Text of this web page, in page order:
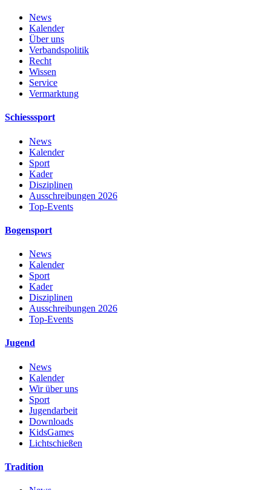
News
Kalender
Über uns
Verbandspolitik
Recht
Wissen
Service
Vermarktung
Schiesssport
News
Kalender
Sport
Kader
Disziplinen
Ausschreibungen 2026
Top-Events
Bogensport
News
Kalender
Sport
Kader
Disziplinen
Ausschreibungen 2026
Top-Events
Jugend
News
Kalender
Wir über uns
Sport
Jugendarbeit
Downloads
KidsGames
Lichtschießen
Tradition